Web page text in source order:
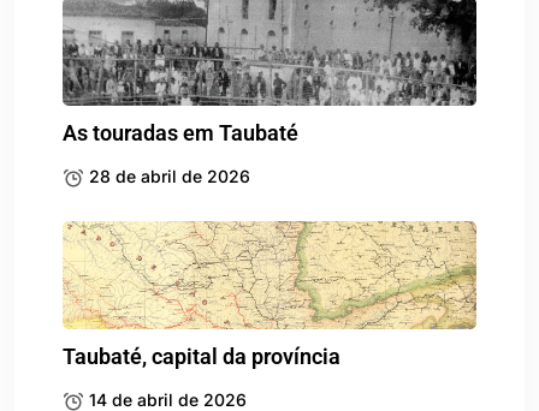
As touradas em Taubaté
28 de abril de 2026
Taubaté, capital da província
14 de abril de 2026